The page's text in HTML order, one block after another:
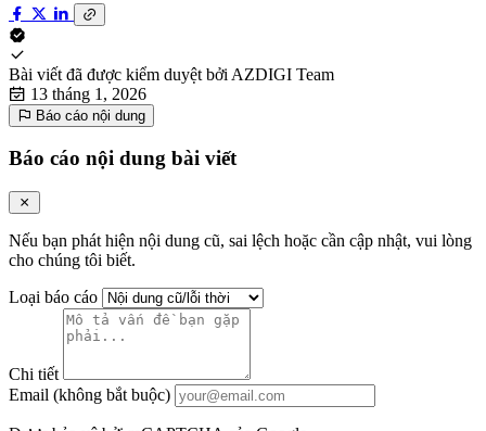
Bài viết đã được kiểm duyệt bởi AZDIGI Team
13 tháng 1, 2026
Báo cáo nội dung
Báo cáo nội dung bài viết
Nếu bạn phát hiện nội dung cũ, sai lệch hoặc cần cập nhật, vui lòng
cho chúng tôi biết.
Loại báo cáo
Chi tiết
Email (không bắt buộc)